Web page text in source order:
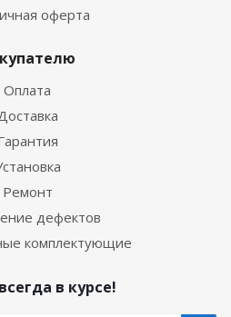
оферта
Оплата
Ремонт
дефектов
комплектующие
в курсе!